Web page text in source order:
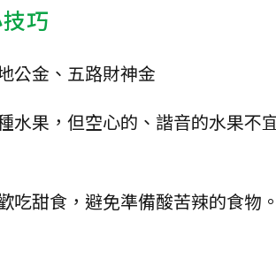
巧
公金、五路財神金
水果，但空心的、諧音的水果不
吃甜食，避免準備酸苦辣的食物。